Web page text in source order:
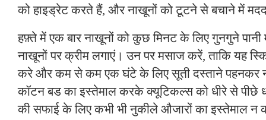
को हाइड्रेट करते हैं, और नाखूनों को टूटने से बचाने में
हफ़्ते में एक बार नाखूनों को कुछ मिनट के लिए गुनगुने
नाखूनों पर क्रीम लगाएं। उन पर मसाज करें, ताकि यह
करे और कम से कम एक घंटे के लिए सूती दस्ताने पहनकर
कॉटन बड का इस्तेमाल करके क्यूटिकल्स को धीरे से
की सफाई के लिए कभी भी नुकीले औजारों का इस्तेमाल न